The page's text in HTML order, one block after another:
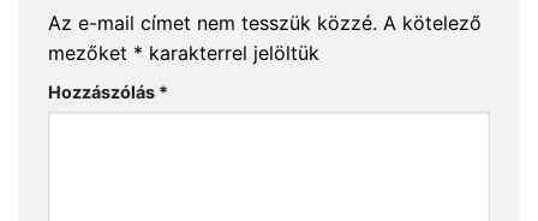
Az e-mail címet nem tesszük közzé. A kötelező
mezőket * karakterrel jelöltük
Hozzászólás *